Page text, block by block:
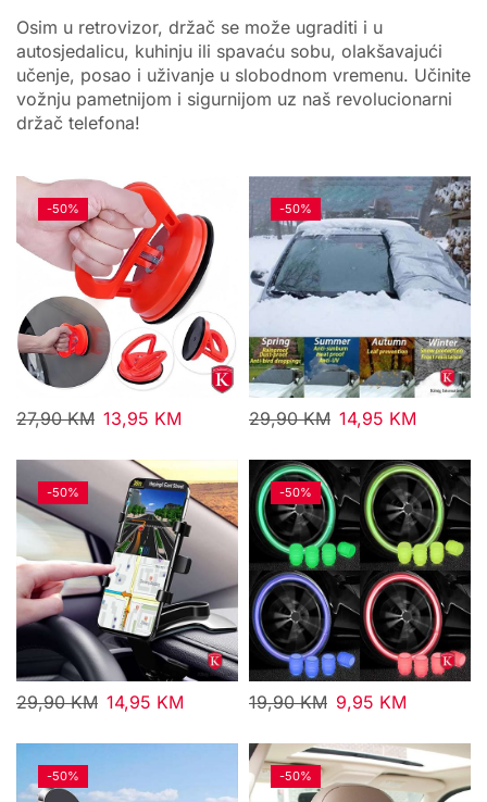
Osim u retrovizor, držač se može ugraditi i u
autosjedalicu, kuhinju ili spavaću sobu, olakšavajući
učenje, posao i uživanje u slobodnom vremenu. Učinite
vožnju pametnijom i sigurnijom uz naš revolucionarni
držač telefona!
-50%
27,90KM 13,95 KM
-50%
29,90KM 14,95 KM
-50%
29,90KM 14,95 KM
-50%
19,90KM 9,95 KM
-50% -50%